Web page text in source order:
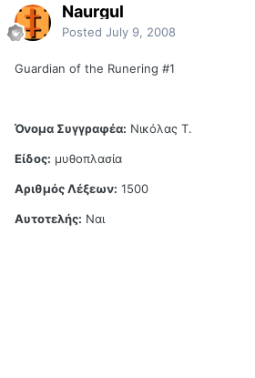
Naurgul
Posted July 9, 2008
Guardian of the Runering #1
Όνομα Συγγραφέα: Νικόλας Τ.
Είδος: μυθοπλασία
Αριθμός Λέξεων: 1500
Αυτοτελής: Ναι